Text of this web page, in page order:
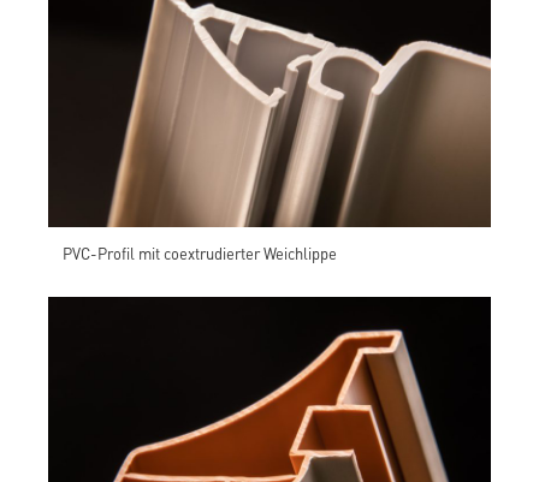
PVC-Profil mit coextrudierter Weichlippe